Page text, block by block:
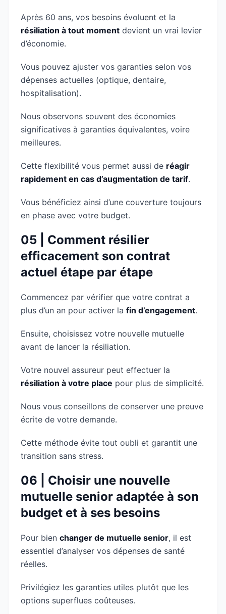
Après 60 ans, vos besoins évoluent et la
résiliation à tout moment devient un vrai levier
d’économie.
Vous pouvez ajuster vos garanties selon vos
dépenses actuelles (optique, dentaire,
hospitalisation).
Nous observons souvent des économies
significatives à garanties équivalentes, voire
meilleures.
Cette flexibilité vous permet aussi de réagir
rapidement en cas d’augmentation de tarif.
Vous bénéficiez ainsi d’une couverture toujours
en phase avec votre budget.
05 | Comment résilier
efficacement son contrat
actuel étape par étape
Commencez par vérifier que votre contrat a
plus d’un an pour activer la fin d’engagement.
Ensuite, choisissez votre nouvelle mutuelle
avant de lancer la résiliation.
Votre nouvel assureur peut effectuer la
résiliation à votre place pour plus de simplicité.
Nous vous conseillons de conserver une preuve
écrite de votre demande.
Cette méthode évite tout oubli et garantit une
transition sans stress.
06 | Choisir une nouvelle
mutuelle senior adaptée à son
budget et à ses besoins
Pour bien changer de mutuelle senior, il est
essentiel d’analyser vos dépenses de santé
réelles.
Privilégiez les garanties utiles plutôt que les
options superflues coûteuses.